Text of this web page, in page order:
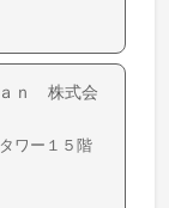
ｎ 株式会
ワー１５階